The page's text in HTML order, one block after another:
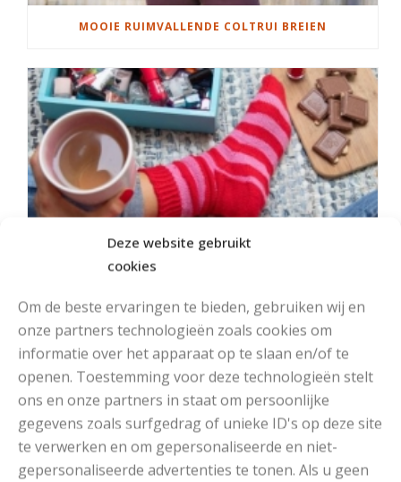
Deze website gebruikt
cookies
Om de beste ervaringen te bieden, gebruiken wij en
onze partners technologieën zoals cookies om
informatie over het apparaat op te slaan en/of te
openen. Toestemming voor deze technologieën stelt
ons en onze partners in staat om persoonlijke
gegevens zoals surfgedrag of unieke ID's op deze site
te verwerken en om gepersonaliseerde en niet-
gepersonaliseerde advertenties te tonen. Als u geen
MOOIE RUIMVALLENDE COLTRUI BREIEN
MOOIE DIKGESTREEPTE SOKKEN BREIEN VAN DURABLE GAREN